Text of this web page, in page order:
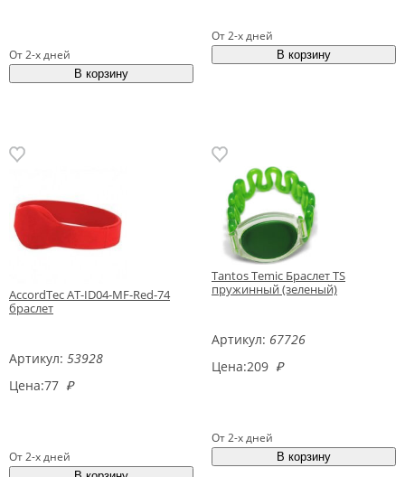
От 2-х дней
От 2-х дней
AccordTec AT-ID04-MF-Red-74
браслет
Артикул: 53928
Цена:77 ₽
От 2-х дней
Tantos Temic Браслет TS
пружинный (зеленый)
Артикул: 67726
Цена:209 ₽
От 2-х дней